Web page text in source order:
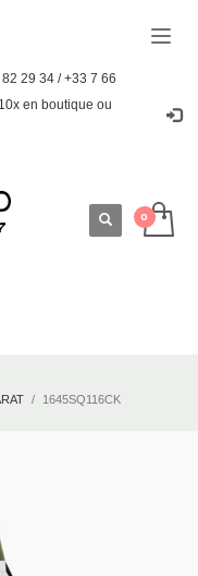
29 34 / +33 7 66
en boutique ou
1645SQ116CK